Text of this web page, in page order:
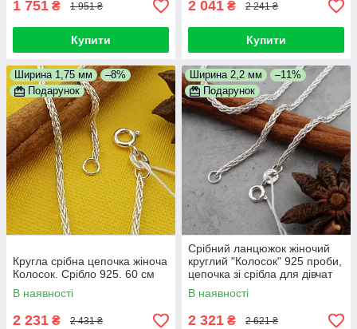
1 751 ₴ 1 951 ₴
Купити
2 041 ₴ 2 241 ₴
Купити
Ширина 1,75 мм
–8%
Подарунок
Кругла срібна цепочка жіноча
Колосок. Срібло 925. 60 см
В наявності
2 231 ₴ 2 431 ₴
Ширина 2,2 мм
–11%
Подарунок
Срібний ланцюжок жіночий
круглий "Колосок" 925 проби,
цепочка зі срібла для дівчат
45 см
В наявності
2 321 ₴ 2 621 ₴